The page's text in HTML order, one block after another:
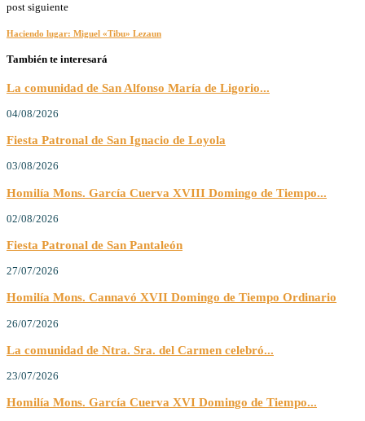
post siguiente
Haciendo lugar: Miguel «Tibu» Lezaun
También te interesará
La comunidad de San Alfonso María de Ligorio...
04/08/2026
Fiesta Patronal de San Ignacio de Loyola
03/08/2026
Homilía Mons. García Cuerva XVIII Domingo de Tiempo...
02/08/2026
Fiesta Patronal de San Pantaleón
27/07/2026
Homilía Mons. Cannavó XVII Domingo de Tiempo Ordinario
26/07/2026
La comunidad de Ntra. Sra. del Carmen celebró...
23/07/2026
Homilía Mons. García Cuerva XVI Domingo de Tiempo...